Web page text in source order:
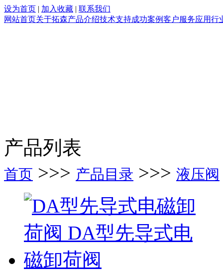
设为首页 | 加入收藏 | 联系我们
网站首页关于拓森产品介绍技术支持成功案例客户服务应用行
产品列表
首页 >>> 产品目录 >>> 液压阀